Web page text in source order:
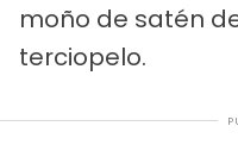
moño de satén
terciopelo.